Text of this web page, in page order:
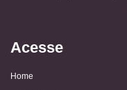
Acesse
Home